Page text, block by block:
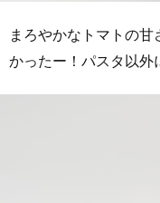
まろやかなトマトの
かったー！パスタ以外